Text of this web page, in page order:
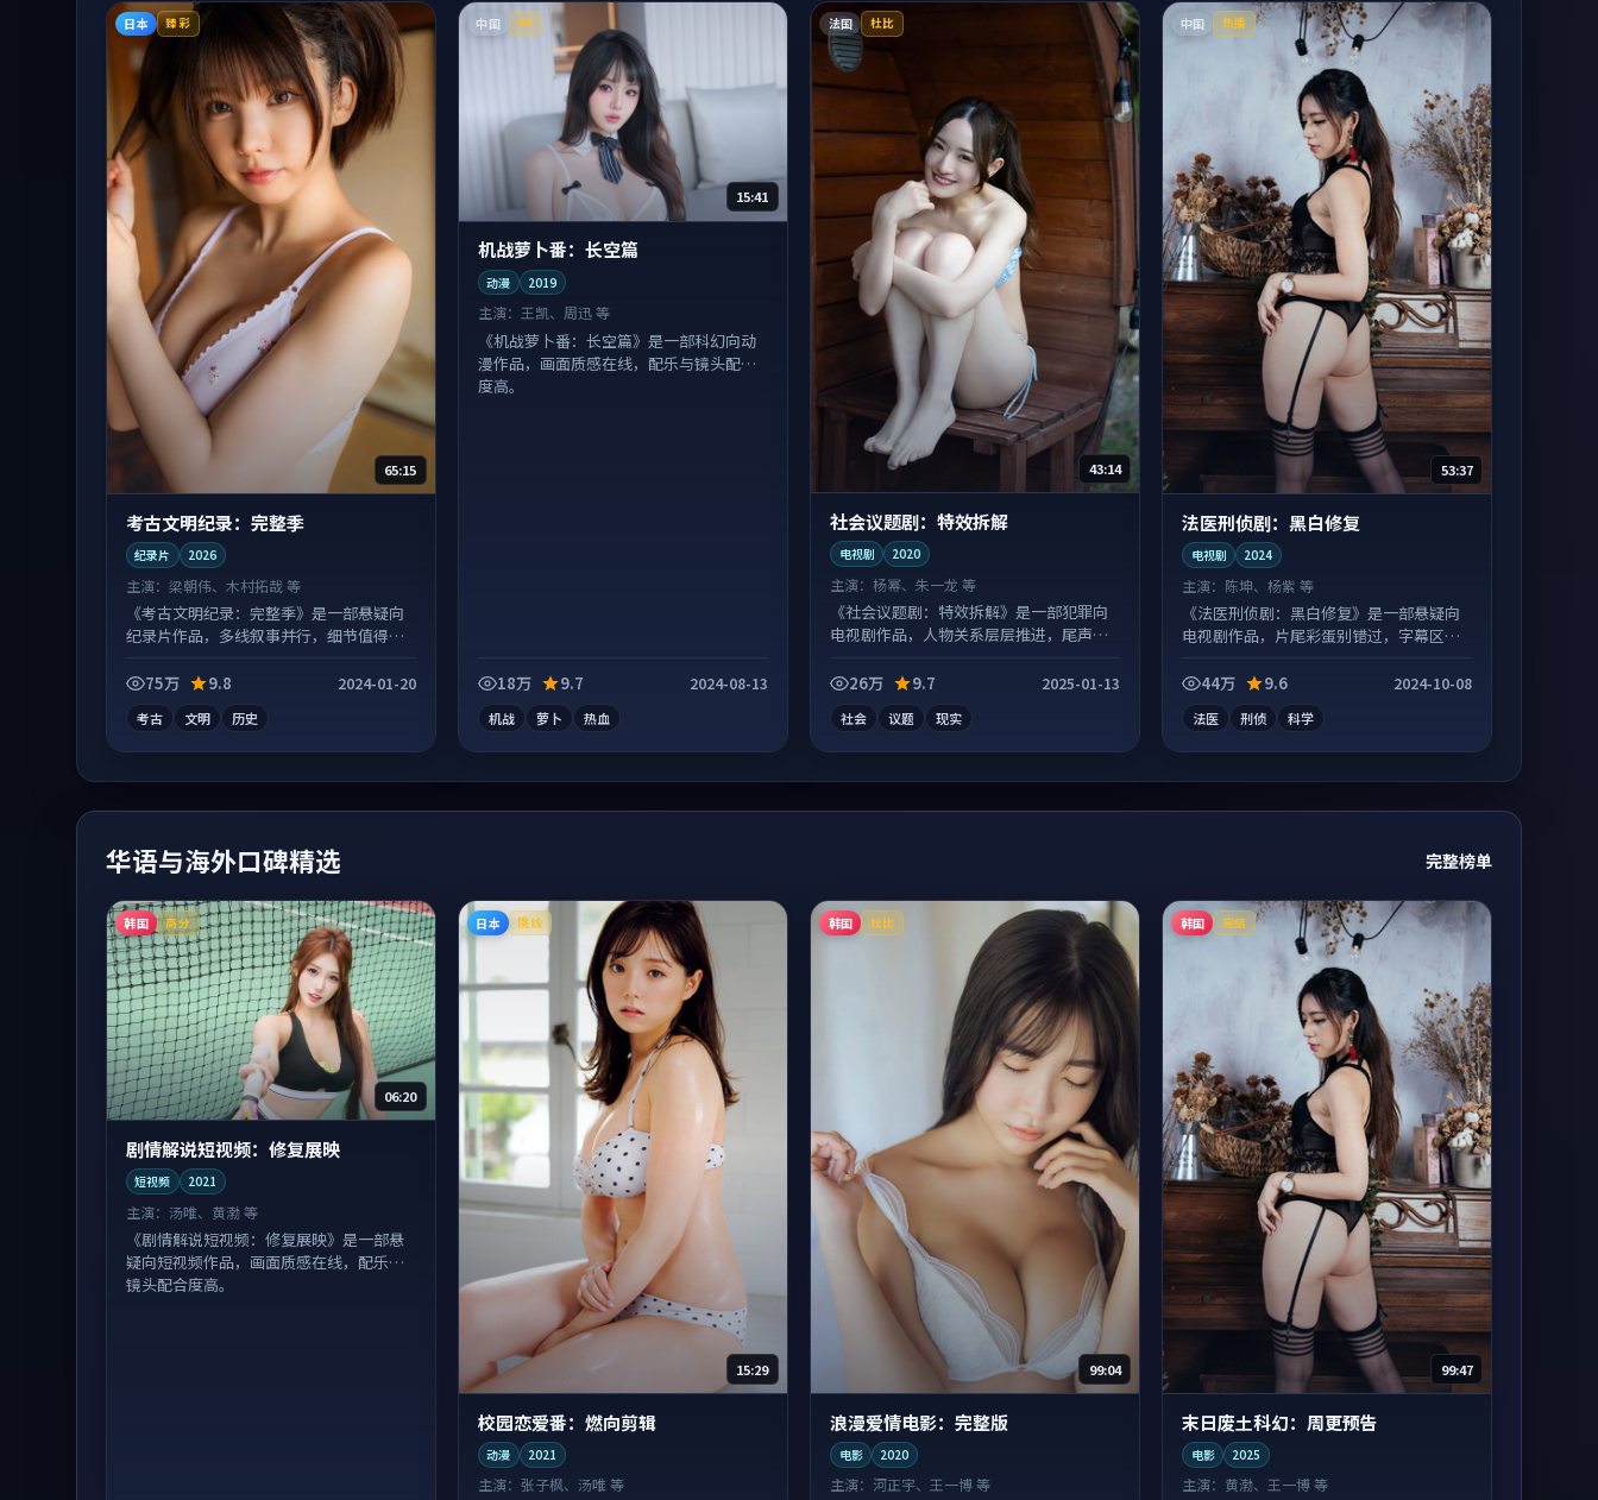
日本 臻彩
65:15
考古文明纪录：完整季
纪录片 2026
主演： 梁朝伟、木村拓哉 等
《考古文明纪录：完整季》是一部悬疑向
纪录片作品，多线叙事并行，细节值得二
75万
9.8 2024-01-20
考古 文明 历史
中国 4K
15:41
机战萝卜番：长空篇
动漫 2019
主演： 王凯、周迅 等
《机战萝卜番：长空篇》是一部科幻向动
漫作品，画面质感在线，配乐与镜头配合
度高。
18万 9.7 2024-08-13
机战 萝卜 热血
法国 杜比
43:14
社会议题剧：特效拆解
电视剧 2020
主演：杨幂、朱一龙 等
《社会议题剧：特效拆解》是一部犯罪向
电视剧作品，人物关系层层推进，尾声常
26万
9.7 2025-01-13
社会 议题 现实
中国 热播
53:37
法医刑侦剧：黑白修复
电视剧 2024
主演： 陈坤、杨紫 等
《法医刑侦剧：黑白修复》是一部悬疑向
电视剧作品，片尾彩蛋别错过，字幕区常
44万
9.6 2024-10-08
法医 刑侦 科学
华语与海外口碑精选 完整榜单
韩国 高分
06:20
剧情解说短视频：修复展映
短视频 2021
主演： 汤唯、黄渤 等
《剧情解说短视频：修复展映》是一部悬
疑向短视频作品，画面质感在线，配乐与
镜头配合度高。
日本 院线
15:29
校园恋爱番：燃向剪辑
动漫 2021
主演： 张子枫、汤唯 等
韩国 杜比
99:04
浪漫爱情电影：完整版
电影 2020
主演： 河正宇、王一博 等
韩国 完结
99:47
末日废土科幻：周更预告
电影 2025
主演： 黄渤、王一博 等